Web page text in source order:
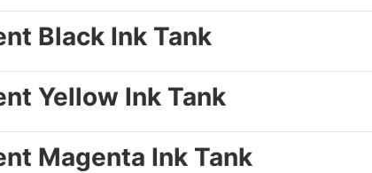
Black Ink Tank
Yellow Ink Tank
Magenta Ink Tank